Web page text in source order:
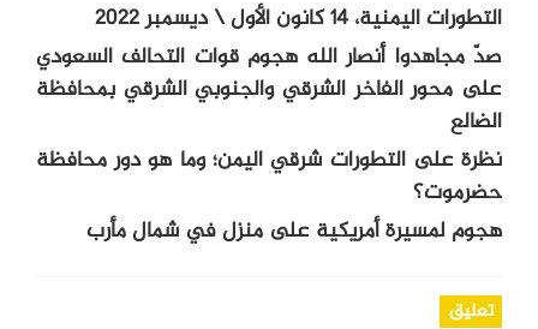
التطورات اليمنية، 14 كانون الأول \ ديسمبر 2022
صدّ مجاهدوا أنصار الله هجوم قوات التحالف السعودي
على محور الفاخر الشرقي والجنوبي الشرقي بمحافظة
الضالع
نظرة على التطورات شرقي اليمن؛ وما هو دور محافظة
حضرموت؟
هجوم لمسيرة أمريكية على منزل في شمال مأرب
تعليق